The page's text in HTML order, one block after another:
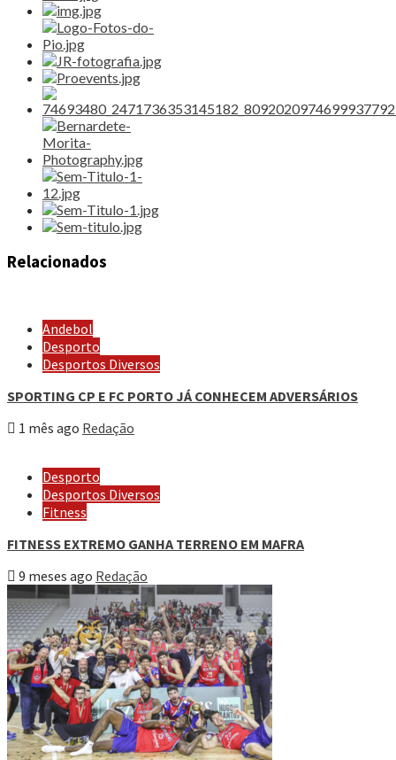
Relacionados
Andebol
Desporto
Desportos Diversos
SPORTING CP E FC PORTO JÁ CONHECEM ADVERSÁRIOS
1 mês ago Redação
Desporto
Desportos Diversos
Fitness
FITNESS EXTREMO GANHA TERRENO EM MAFRA
9 meses ago Redação